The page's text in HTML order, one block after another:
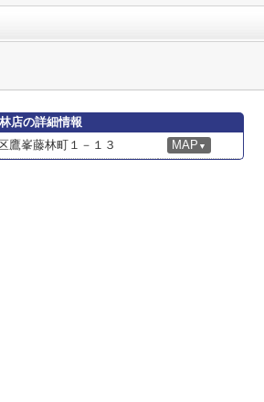
店の詳細情報
鷹峯藤林町１－１３ MAP ▼